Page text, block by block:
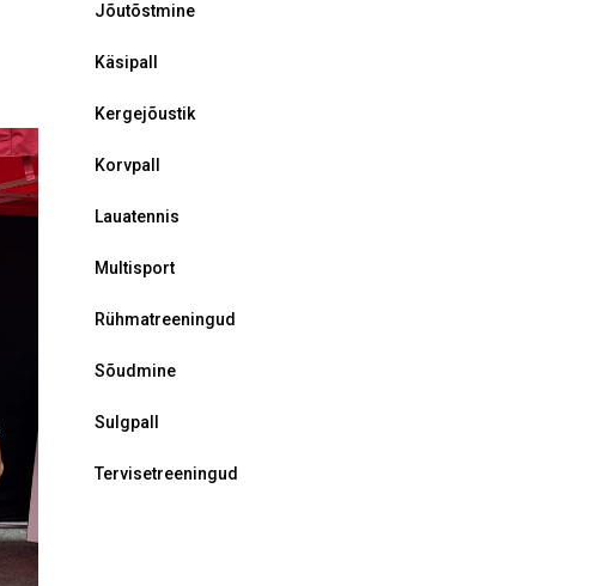
Jõutõstmine
Käsipall
Kergejõustik
Korvpall
Lauatennis
Multisport
Rühmatreeningud
Sõudmine
Sulgpall
Tervisetreeningud